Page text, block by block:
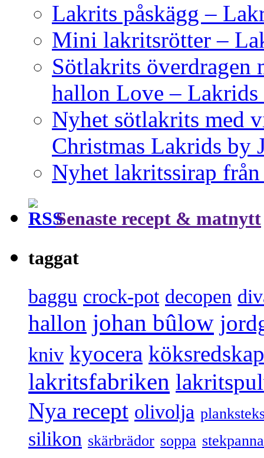
Lakrits påskägg –
Mini lakritsrötter –
Sötlakrits överdragen
hallon Love –
Nyhet sötlakrits med
Christmas Lakrids by
Nyhet lakritssirap
Senaste recept & matnytt
taggat
baggu crock-pot decopen
hallon johan bûlow
kniv kyocera köksredskap
lakritsfabriken
Nya recept olivolja
silikon skärbrädor soppa stekpanna